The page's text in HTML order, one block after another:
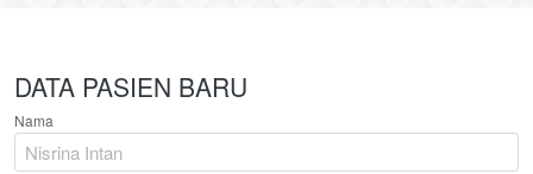
DATA PASIEN BARU
Nama